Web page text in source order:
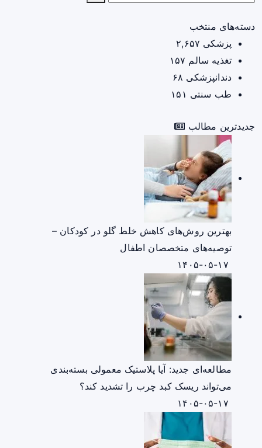
دسته‌های منتخب
پزشکی ۲,۶۵۷
تغذیه سالم ۱۵۷
دندانپزشکی ۶۸
طب سنتی ۱۵۱
جدیدترین مطالب
بهترین روش‌های کاهش خلط گلو در کودکان –
توصیه‌های متخصصان اطفال
مطالعه‌ای جدید: آیا پلاستیک معمولی بسته‌بندی
می‌تواند ریسک کبد چرب را تشدید کند؟